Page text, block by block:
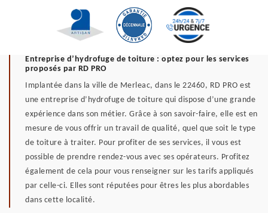
Entreprise d’hydrofuge de toiture : optez pour les services
proposés par RD PRO
Implantée dans la ville de Merleac, dans le 22460, RD PRO est
une entreprise d’hydrofuge de toiture qui dispose d’une grande
expérience dans son métier. Grâce à son savoir-faire, elle est en
mesure de vous offrir un travail de qualité, quel que soit le type
de toiture à traiter. Pour profiter de ses services, il vous est
possible de prendre rendez-vous avec ses opérateurs. Profitez
également de cela pour vous renseigner sur les tarifs appliqués
par celle-ci. Elles sont réputées pour êtres les plus abordables
dans cette localité.